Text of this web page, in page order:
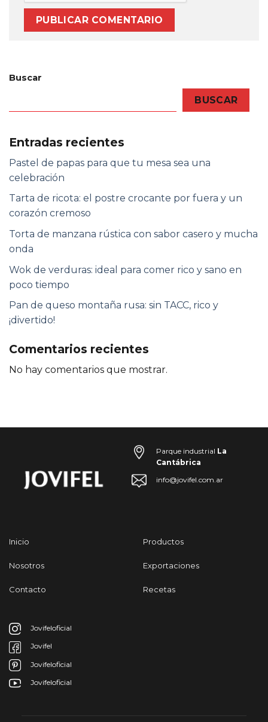
Buscar
BUSCAR
Entradas recientes
Pastel de papas para que tu mesa sea una
celebración
Tarta de ricota: el postre crocante por fuera y un
corazón cremoso
Torta de manzana rústica con sabor casero y mucha
onda
Wok de verduras: ideal para comer rico y sano en
poco tiempo
Pan de queso montaña rusa: sin TACC, rico y
¡divertido!
Comentarios recientes
No hay comentarios que mostrar.
Parque industrial La
Cantábrica
info@jovifel.com.ar
Inicio
Nosotros
Contacto
Productos
Exportaciones
Recetas
Jovifeloficial
Jovifel
Jovifeloficial
Jovifeloficial